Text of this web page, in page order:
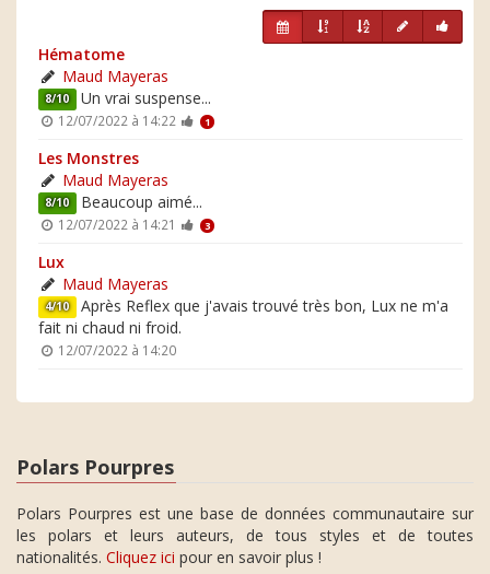
Hématome
Maud Mayeras
8/10 Un vrai suspense...
12/07/2022 à 14:22 1
Les Monstres
Maud Mayeras
8/10 Beaucoup aimé...
12/07/2022 à 14:21 3
Lux
Maud Mayeras
4/10 Après Reflex que j'avais trouvé très bon, Lux ne m'a
fait ni chaud ni froid.
12/07/2022 à 14:20
Polars Pourpres
Polars Pourpres est une base de données communautaire sur
les polars et leurs auteurs, de tous styles et de toutes
nationalités. Cliquez ici pour en savoir plus !